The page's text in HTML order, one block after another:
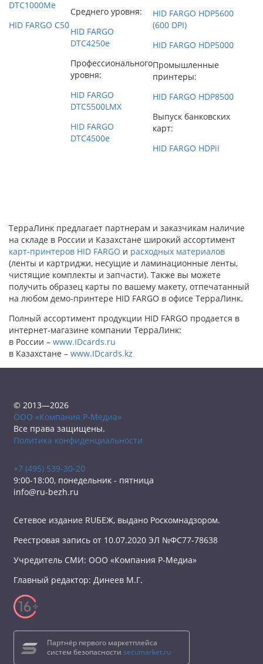
DTC1000Me
HID FARGO C50
Среднего уровня:
HID FARGO
DTC4250e
Профессионального
уровня:
HID FARGO
DTC5500LMX
HID FARGO
DTC4500e
HID FARGO HDP5600
(600 DPI)
HID FARGO HDP5000
Промышленные
принтеры:
HID FARGO HDP8500
Выпуск банковских
карт:
HID FARGO HDPii
ТерраЛинк предлагает партнерам и заказчикам наличие
на складе в России и Казахстане широкий ассортимент
карт-принтеров HID FARGO и расходных материалов
(ленты и картриджи, несущие и ламинационные ленты,
чистящие комплекты и запчасти). Также вы можете
получить образец карты по вашему макету, отпечатанный
на любом демо-принтере HID FARGO в офисе ТерраЛинк.
Полный ассортимент продукции HID FARGO продается в
интернет-магазине компании ТерраЛинк:
в России – www.IDcards.ru
в Казахстане – www.IDcards.kz
© 2013—2026
ООО «Компания Р-Медиа»
Все права защищены.
Политика конфиденциальности
+7 (495) 539-30-20
9:00-18:00, понедельник - пятница
info@ru-bezh.ru
Сетевое издание RUБЕЖ, выдано Роскомнадзором.
Реестровая запись от 10.07.2020 ЭЛ №ФС77-78638
Учредитель СМИ: ООО «Компания Р-Медиа»
Главный редактор: Динеев М.Г.
Партнёр первого маркетплейса
систем безопасности secumarket.ru